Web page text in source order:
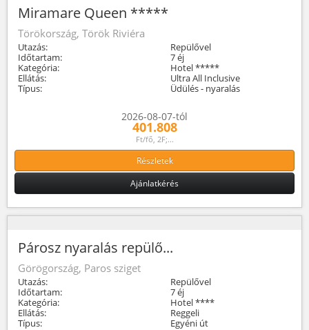
Miramare Queen *****
Törökország, Török Riviéra
Utazás:
Repülővel
Időtartam:
7 éj
Kategória:
Hotel *****
Ellátás:
Ultra All Inclusive
Típus:
Üdülés - nyaralás
2026-08-07-tól
401.808
Ft/fő, 2F;...
Részletek
Ajánlatkérés
Párosz nyaralás repülő...
Görögország, Paros sziget
Utazás:
Repülővel
Időtartam:
7 éj
Kategória:
Hotel ****
Ellátás:
Reggeli
Típus:
Egyéni út